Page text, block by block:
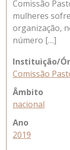
Comissão
mulheres
organização,
número […]
Instituição/
Comissão
Âmbito
nacional
Ano
2019